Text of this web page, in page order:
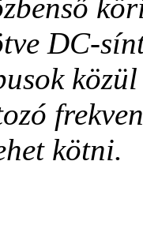
DC-
kötni.